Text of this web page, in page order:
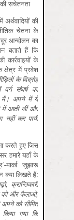
की सचेतनता
में अर्थवादियों की
चेतना के
आन्दोलन का
बताते हैं कि
कार्रवाइयों के
क्षेत्र में प्रवेश
के विद्रोह
वर्ग संघर्ष का
में। अपने में ये
में आती थीं और
नहीं कर पायी
करते हुए जिस
हमारे यहाँ के
मार्का जुझारू
क्या लिखते हैं:
, क्रान्तिकारी
को और फैलाओ,
अपने को सीमित
किया गया कि